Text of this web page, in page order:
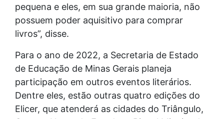
pequena e eles, em sua grande maioria, não
possuem poder aquisitivo para comprar
livros”, disse.
Para o ano de 2022, a Secretaria de Estado
de Educação de Minas Gerais planeja
participação em outros eventos literários.
Dentre eles, estão outras quatro edições do
Elicer, que atenderá as cidades do Triângulo,